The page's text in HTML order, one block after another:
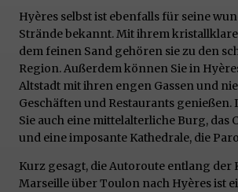
Hyères selbst ist ebenfalls für seine
Strände bekannt. Mit ihrem
dem feinen Sand gehören sie zu den
Region. Außerdem können Sie in
Altstadt mit ihren engen Gassen und
Geschäften und Restaurants
Sie auch eine mittelalterliche Burg, das
und eine imposante Kathedrale, die
Kurz gesagt, die Autoroute entlang der
Marseille über Toulon nach Hyères ist